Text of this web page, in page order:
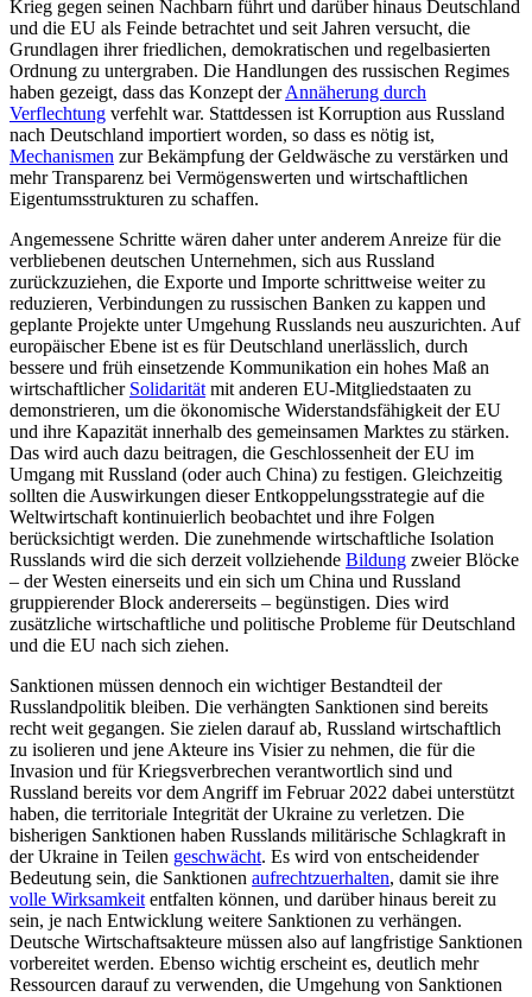
Krieg gegen seinen Nachbarn führt und darüber hinaus Deutschland
und die EU als Feinde betrach­tet und seit Jahren versucht, die
Grund­lagen ihrer friedlichen, demokratischen und regelbasierten
Ordnung zu untergraben. Die Handlungen des russischen Regimes
haben gezeigt, dass das Konzept derAnnä­herung durch
Verflechtung verfehlt war. Stattdessen ist Korruption aus Russland
nach Deutschland importiert worden, so dass es nötig ist,
Mechanismen zur Bekämp­fung der Geldwäsche zu verstärken und
mehr Transparenz bei Vermögenswerten und wirtschaftlichen
Eigentumsstrukturen zu schaffen.
Angemessene Schritte wären daher unter anderem Anreize für die
verbliebenen deutschen Unternehmen, sich aus Russland
zurückzuziehen, die Exporte und Importe schrittweise weiter zu
reduzieren, Verbindungen zu russischen Banken zu kappen und
geplante Projekte unter Umgehung Russlands neu auszurichten. Auf
euro­päischer Ebene ist es für Deutschland un­erlässlich, durch
bessere und früh einsetzende Kommunikation ein hohes Maß an
wirtschaftlicher Solidarität mit anderen EU-Mitgliedstaaten zu
demonstrieren, um die ökonomische Widerstandsfähigkeit der EU
und ihre Kapazität innerhalb des gemeinsamen Marktes zu stärken.
Das wird auch dazu beitragen, die Geschlossenheit der EU im
Umgang mit Russland (oder auch China) zu festigen. Gleichzeitig
sollten die Aus­wirkungen dieser Entkoppelungsstrategie auf die
Weltwirtschaft kontinuierlich beobachtet und ihre Folgen
berücksichtigt werden. Die zunehmende wirtschaftliche Isolation
Russlands wird die sich derzeit vollziehende Bildung zweier Blöcke
– der Westen einerseits und ein sich um China und Russland
gruppierender Block anderer­seits – begünstigen. Dies wird
zusätzliche wirtschaftliche und politische Probleme für Deutschland
und die EU nach sich ziehen.
Sanktionen müssen dennoch ein wichtiger Bestandteil der
Russlandpolitik bleiben. Die verhängten Sanktionen sind bereits
recht weit gegangen. Sie zielen darauf ab, Russ­land wirtschaftlich
zu isolieren und jene Akteure ins Visier zu nehmen, die für die
Invasion und für Kriegsverbrechen verant­wortlich sind und
Russland bereits vor dem Angriff im Februar 2022 dabei unterstützt
haben, die territoriale Integrität der Ukraine zu verletzen. Die
bisherigen Sanktionen haben Russlands militärische Schlagkraft in
der Ukraine in Teilen geschwächt. Es wird von entscheidender
Bedeutung sein, die Sanktionen aufrechtzuerhalten, damit sie ihre
volle Wirksamkeit entfalten können, und darüber hinaus bereit zu
sein, je nach Entwicklung weitere Sanktionen zu ver­hängen.
Deutsche Wirtschaftsakteure müs­sen also auf langfristige Sanktionen
vor­bereitet werden. Ebenso wichtig erscheint es, deutlich mehr
Ressourcen darauf zu verwenden, die Umgehung von Sanktionen